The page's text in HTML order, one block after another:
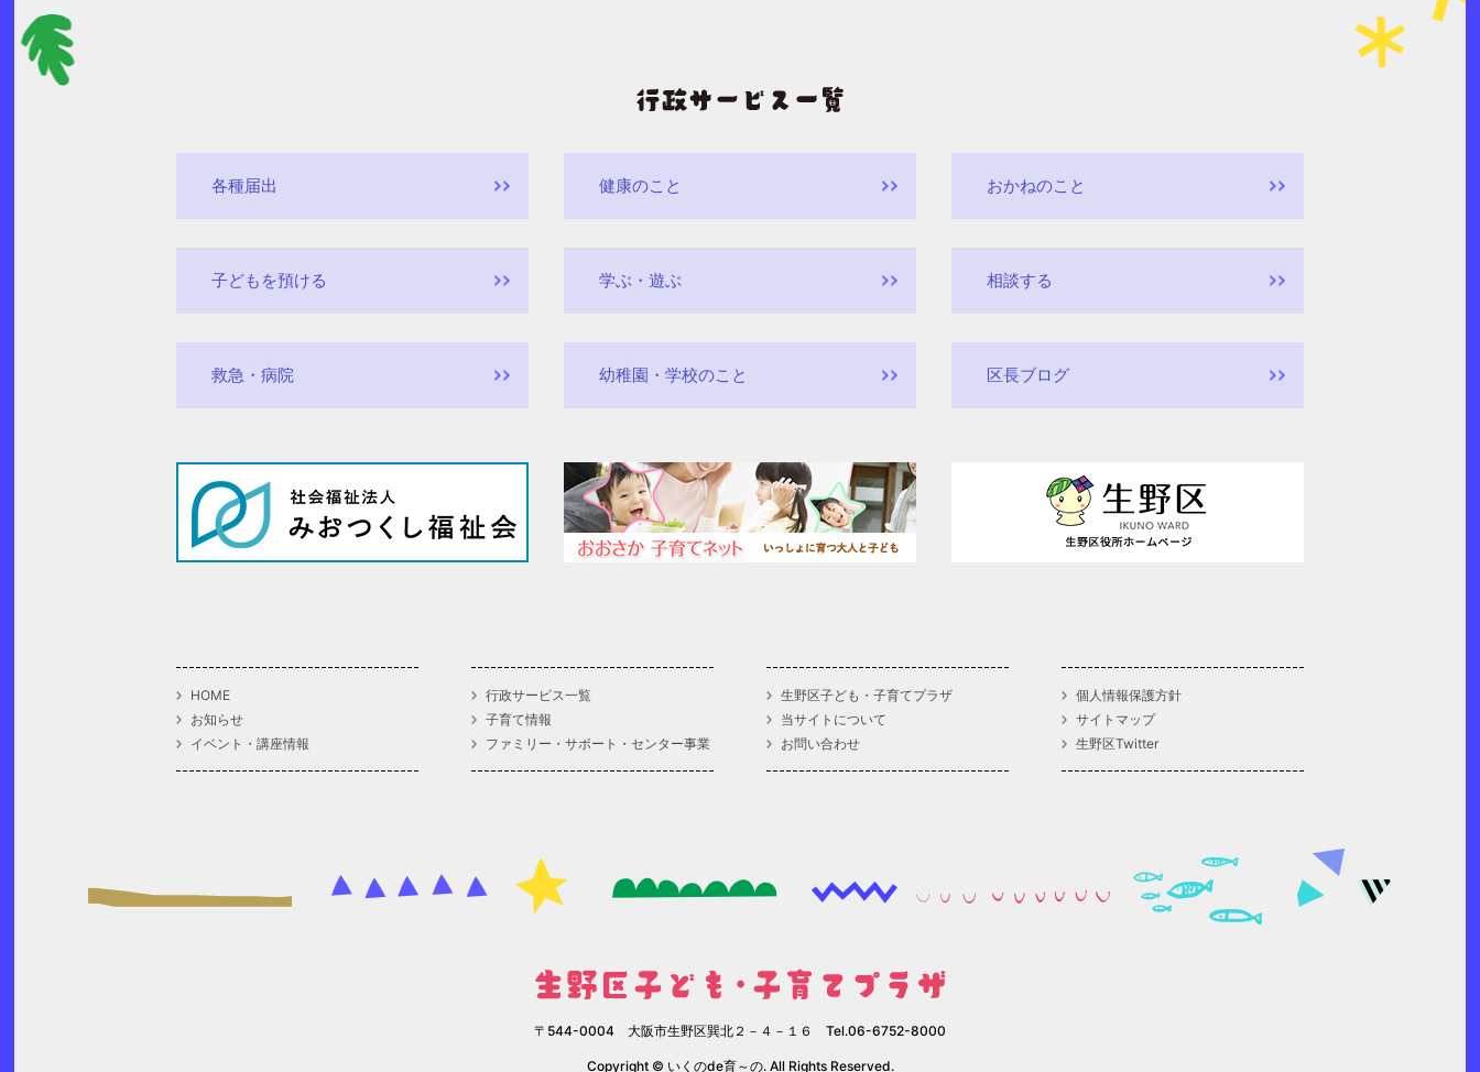
各種届出 健康のこと おかねのこと
子どもを預ける 学ぶ・遊ぶ 相談する
救急・病院 幼稚園・学校のこと 区長ブログ
HOME
お知らせ
イベント・講座情報
行政サービス一覧
子育て情報
ファミリー・サポート・センター事業
生野区子ども・子育てプラザ
当サイトについて
お問い合わせ
個人情報保護方針
サイトマップ
生野区Twitter
〒544-0004 大阪市生野区巽北２－４－１６ Tel.06-6752-8000
Copyright © いくのde育～の. All Rights Reserved.